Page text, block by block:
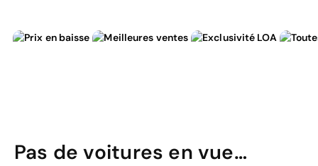
Pas de voitures en vue…